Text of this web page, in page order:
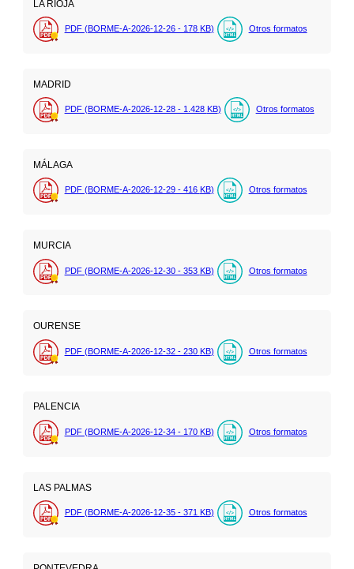
LA RIOJA
PDF (BORME-A-2026-12-26 - 178 KB) Otros formatos
MADRID
PDF (BORME-A-2026-12-28 - 1.428 KB) Otros formatos
MÁLAGA
PDF (BORME-A-2026-12-29 - 416 KB) Otros formatos
MURCIA
PDF (BORME-A-2026-12-30 - 353 KB) Otros formatos
OURENSE
PDF (BORME-A-2026-12-32 - 230 KB) Otros formatos
PALENCIA
PDF (BORME-A-2026-12-34 - 170 KB) Otros formatos
LAS PALMAS
PDF (BORME-A-2026-12-35 - 371 KB) Otros formatos